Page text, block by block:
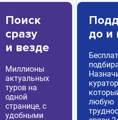
Поиск
сразу
и везде
Миллионы
актуальных
туров на
одной
странице, с
удобными
до и
любую